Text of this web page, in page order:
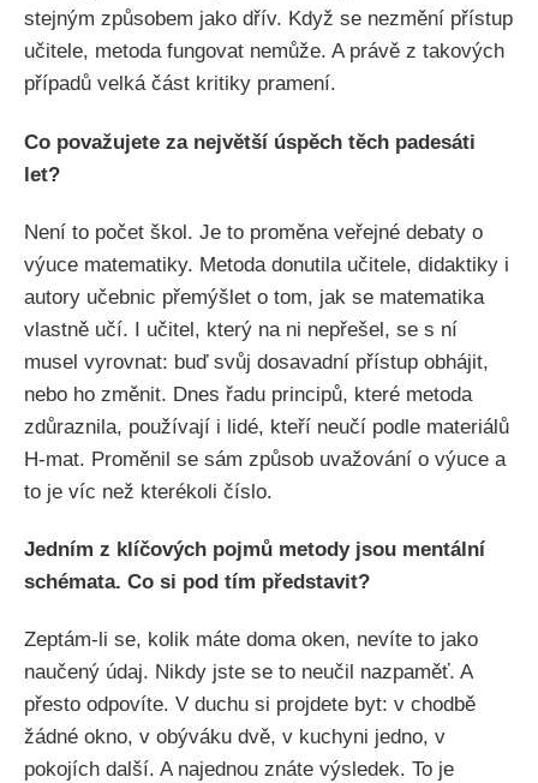
stejným způsobem jako dřív. Když se nezmění přístup
učitele, metoda fungovat nemůže. A právě z takových
případů velká část kritiky pramení.
Co považujete za největší úspěch těch padesáti
let?
Není to počet škol. Je to proměna veřejné debaty o
výuce matematiky. Metoda donutila učitele, didaktiky i
autory učebnic přemýšlet o tom, jak se matematika
vlastně učí. I učitel, který na ni nepřešel, se s ní
musel vyrovnat: buď svůj dosavadní přístup obhájit,
nebo ho změnit. Dnes řadu principů, které metoda
zdůraznila, používají i lidé, kteří neučí podle materiálů
H-mat. Proměnil se sám způsob uvažování o výuce a
to je víc než kterékoli číslo.
Jedním z klíčových pojmů metody jsou mentální
schémata. Co si pod tím představit?
Zeptám-li se, kolik máte doma oken, nevíte to jako
naučený údaj. Nikdy jste se to neučil nazpaměť. A
přesto odpovíte. V duchu si projdete byt: v chodbě
žádné okno, v obýváku dvě, v kuchyni jedno, v
pokojích další. A najednou znáte výsledek. To je